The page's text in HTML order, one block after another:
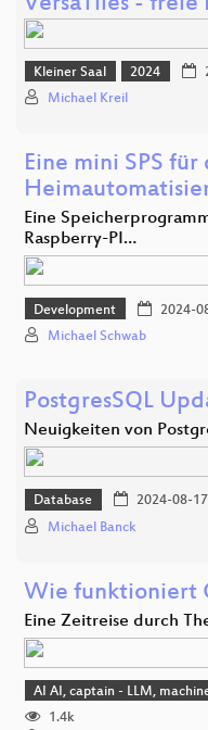
Kleiner Saal 2024
Michael Kreil
Eine mini SPS für
Eine
Raspberry-PI…
Development 2024-
Michael Schwab
PostgresSQL
Neuigkeiten von
Database 2024-08-17
Michael Banck
Wie funktioniert
Eine Zeitreise durch
AI AI, captain - LLM,
1.4k